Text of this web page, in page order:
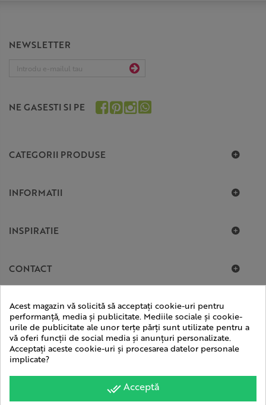
NEWSLETTER
NE GASESTI SI PE
CATEGORII PRODUSE
INFORMATII
INSPIRATIE
CONTACT
Acest magazin vă solicită să acceptați cookie-uri pentru
performanță, media și publicitate. Mediile sociale și cookie-
urile de publicitate ale unor terțe părți sunt utilizate pentru a
vă oferi funcții de social media și anunțuri personalizate.
Acceptați aceste cookie-uri și procesarea datelor personale
implicate?
done_all Acceptă